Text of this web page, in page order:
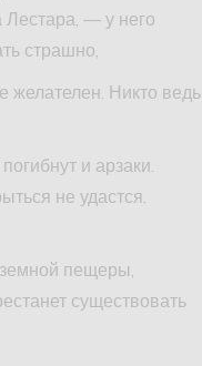
Лестара, — у него
страшно,
желателен. Никто ведь
и арзаки.
не удастся.
пещеры,
существовать